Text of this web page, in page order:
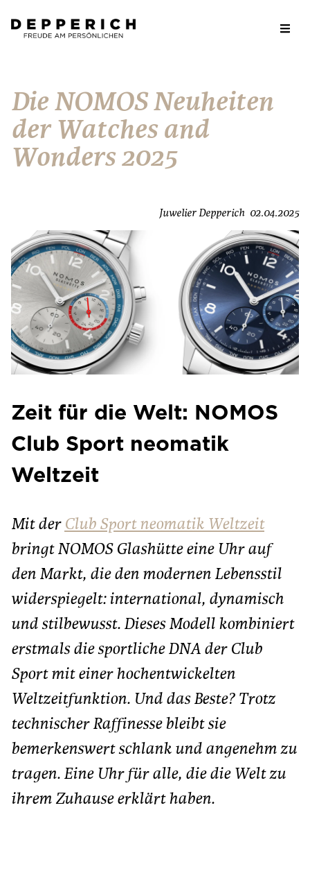
Die NOMOS Neuheiten
der Watches and
Wonders 2025
Juwelier Depperich 02.04.2025
Zeit für die Welt: NOMOS
Club Sport neomatik
Weltzeit
Mit der Club Sport neomatik Weltzeit
bringt NOMOS Glashütte eine Uhr auf
den Markt, die den modernen Lebensstil
widerspiegelt: international, dynamisch
und stilbewusst. Dieses Modell kombiniert
erstmals die sportliche DNA der Club
Sport mit einer hochentwickelten
Weltzeitfunktion. Und das Beste? Trotz
technischer Raffinesse bleibt sie
bemerkenswert schlank und angenehm zu
tragen. Eine Uhr für alle, die die Welt zu
ihrem Zuhause erklärt haben.